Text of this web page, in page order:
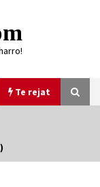
Te rejat